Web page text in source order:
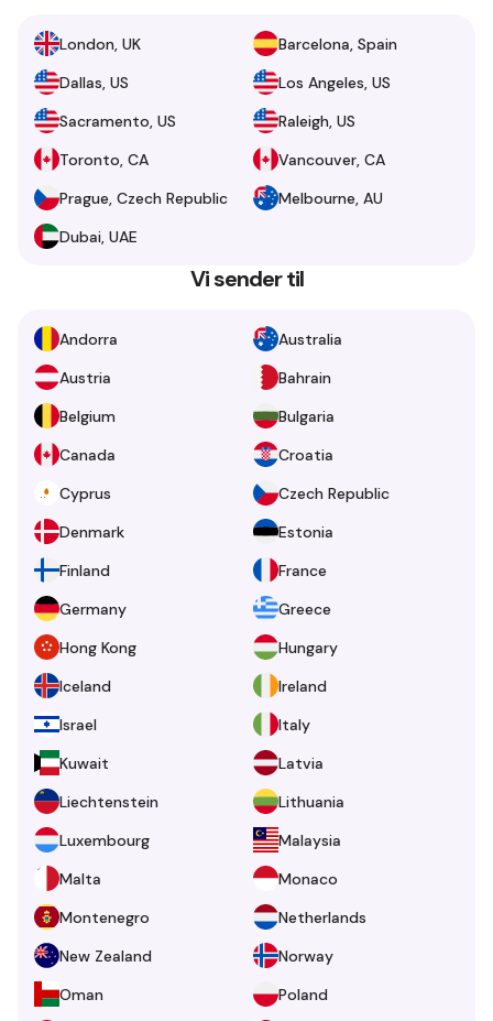
London, UK
Barcelona, Spain
Dallas, US
Los Angeles, US
Sacramento, US
Raleigh, US
Toronto, CA
Vancouver, CA
Prague, Czech Republic
Melbourne, AU
Dubai, UAE
Vi sender til
Andorra
Australia
Austria
Bahrain
Belgium
Bulgaria
Canada
Croatia
Cyprus
Czech Republic
Denmark
Estonia
Finland
France
Germany
Greece
Hong Kong
Hungary
Iceland
Ireland
Israel
Italy
Kuwait
Latvia
Liechtenstein
Lithuania
Luxembourg
Malaysia
Malta
Monaco
Montenegro
Netherlands
New Zealand
Norway
Oman
Poland